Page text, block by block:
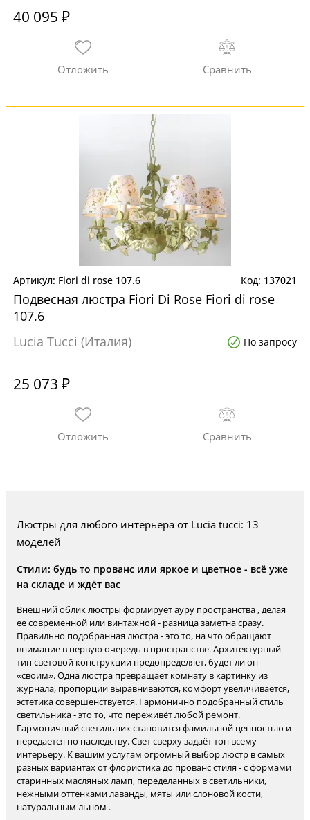
40 095 ₽
Fiori di rose 107.6 137021
Подвесная люстра Fiori Di Rose Fiori di rose
107.6
Lucia Tucci (Италия)
По запросу
25 073 ₽
Люстры для любого интерьера от Lucia tucci: 13
моделей
Стили: будь то прованс или яркое и цветное - всё уже
на складе и ждёт вас
Внешний облик люстры формирует ауру пространства , делая
ее современной или винтажной - разница заметна сразу.
Правильно подобранная люстра - это то, на что обращают
внимание в первую очередь в пространстве. Архитектурный
тип световой конструкции предопределяет, будет ли он
«своим». Одна люстра превращает комнату в картинку из
журнала, пропорции выравниваются, комфорт увеличивается,
эстетика совершенствуется. Гармонично подобранный стиль
светильника - это то, что переживёт любой ремонт.
Гармоничный светильник становится фамильной ценностью и
передается по наследству. Свет сверху задаёт тон всему
интерьеру. К вашим услугам огромный выбор люстр в самых
разных вариантах от флористика до прованс стиля - с формами
старинных масляных ламп, переделанных в светильники,
нежными оттенками лаванды, мяты или слоновой кости,
натуральным льном .